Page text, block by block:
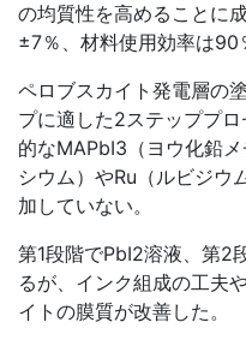
の均質性を高めることに
±7％、材料使用効率は90
ペロブスカイト発電層の
プに適した2ステッププ
的なMAPbI3（ヨウ化鉛
シウム）やRu（ルビジウ
加していない。
第1段階でPbI2溶液、第2
るが、インク組成の工夫
イトの膜質が改善した。